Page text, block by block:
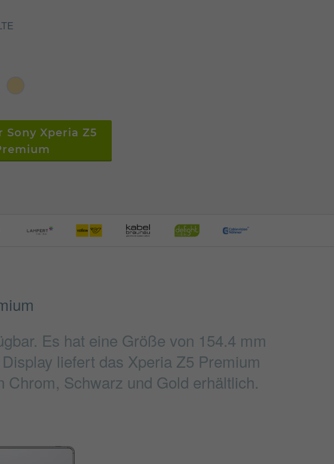
Sony Xperia Z5
Es hat eine Größe von 154.4 mm
liefert das Xperia Z5 Premium
Schwarz und Gold erhältlich.